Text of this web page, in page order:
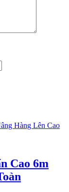
Cao 6m